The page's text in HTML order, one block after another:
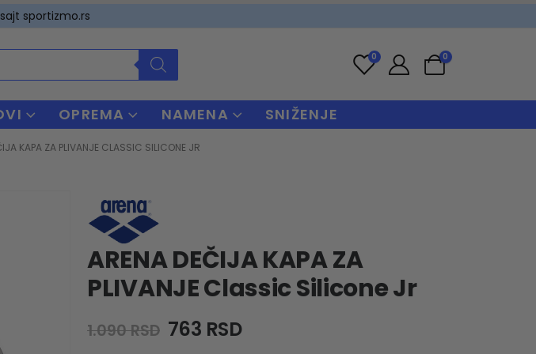
sportizmo.rs
0 0
OPREMA NAMENA SNIŽENJE
KAPA ZA PLIVANJE CLASSIC SILICONE JR
ARENA DEČIJA KAPA ZA
PLIVANJE Classic Silicone Jr
1.090RSD Original
763 RSDCurrent